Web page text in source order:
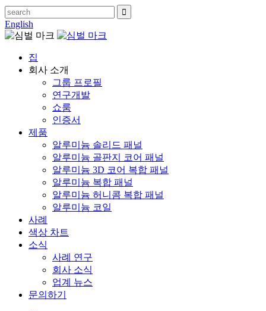
English
집
회사 소개
그룹 프로필
연구개발
쇼룸
인증서
제품
알루미늄 솔리드 패널
알루미늄 골판지 코어 패널
알루미늄 3D 코어 복합 패널
알루미늄 복합 패널
알루미늄 허니콤 복합 패널
알루미늄 코일
사례
색상 차트
소식
사례 연구
회사 소식
업계 뉴스
문의하기